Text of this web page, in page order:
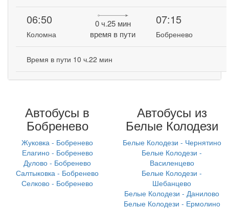
06:50
Коломна
0 ч.25 мин
время в пути
07:15
Бобренево
Время в пути 10 ч.22 мин
Автобусы в
Бобренево
Жуковка - Бобренево
Елагино - Бобренево
Дулово - Бобренево
Салтыковка - Бобренево
Селково - Бобренево
Автобусы из
Белые Колодези
Белые Колодези - Чернятино
Белые Колодези -
Василенцево
Белые Колодези -
Шебанцево
Белые Колодези - Данилово
Белые Колодези - Ермолино